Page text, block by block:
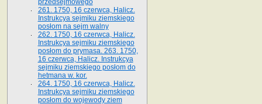
przedsejmowego
261. 1750, 16 czerwca, Halicz.
Instrukcya sejmiku ziemskiego
posłom na sejm walny
262. 1750, 16 czerwca, Halicz.
Instrukcya sejmiku ziemskiego
posłom do prymasa. 263. 1750,
16 czerwca, Halicz. Instrukcya
sejmiku ziemskiego posłom do
hetmana w. kor.
264. 1750, 16 czerwca, Halicz.
Instrukcya sejmiku ziemskiego
posłom do wojewody ziem